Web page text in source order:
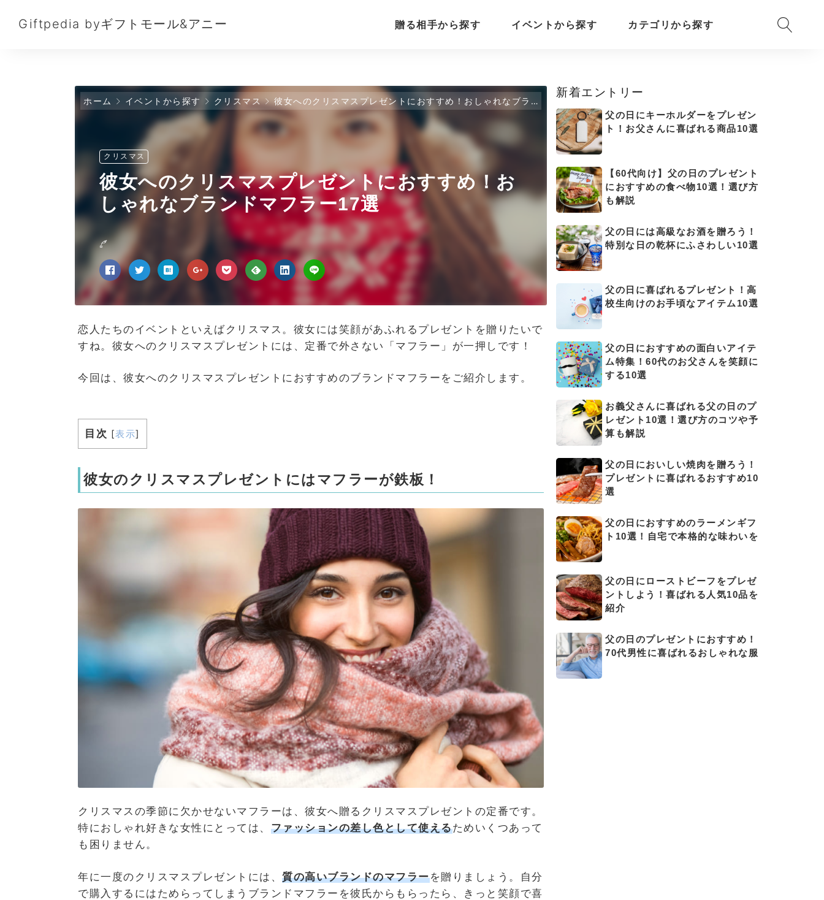
Giftpedia byギフトモール&アニー 贈る相手から探す イベントから探す カテゴリから探す
ホーム イベントから探す クリスマス 彼女へのクリスマスプレゼントにおすすめ！おしゃれなブランドマフラー17選
クリスマス
彼女へのクリスマスプレゼントにおすすめ！お
しゃれなブランドマフラー17選
恋人たちのイベントといえばクリスマス。彼女には笑顔があふれるプレゼントを贈りたいで
すね。彼女へのクリスマスプレゼントには、定番で外さない「マフラー」が一押しです！
今回は、彼女へのクリスマスプレゼントにおすすめのブランドマフラーをご紹介します。
目次 [表示]
彼女のクリスマスプレゼントにはマフラーが鉄板！
クリスマスの季節に欠かせないマフラーは、彼女へ贈るクリスマスプレゼントの定番です。
特におしゃれ好きな女性にとっては、 ファッションの差し色として使えるためいくつあって
も困りません。
年に一度のクリスマスプレゼントには、 質の高いブランドのマフラーを贈りましょう。自分
で購入するにはためらってしまうブランドマフラーを彼氏からもらったら、きっと笑顔で喜
新着エントリー
父の日にキーホルダーをプレゼン
ト！お父さんに喜ばれる商品10選
【60代向け】父の日のプレゼント
におすすめの食べ物10選！選び方
も解説
父の日には高級なお酒を贈ろう！
特別な日の乾杯にふさわしい10選
父の日に喜ばれるプレゼント！高
校生向けのお手頃なアイテム10選
父の日におすすめの面白いアイテ
ム特集！60代のお父さんを笑顔に
する10選
お義父さんに喜ばれる父の日のプ
レゼント10選！選び方のコツや予
算も解説
父の日においしい焼肉を贈ろう！
プレゼントに喜ばれるおすすめ10
選
父の日におすすめのラーメンギフ
ト10選！自宅で本格的な味わいを
父の日にローストビーフをプレゼ
ントしよう！喜ばれる人気10品を
紹介
父の日のプレゼントにおすすめ！
70代男性に喜ばれるおしゃれな服